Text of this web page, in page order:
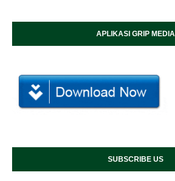
APLIKASI GRIP MEDIA
SUBSCRIBE US